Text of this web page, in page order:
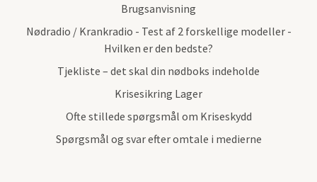
Brugsanvisning
Nødradio / Krankradio - Test af 2 forskellige modeller -
Hvilken er den bedste?
Tjekliste – det skal din nødboks indeholde
Krisesikring Lager
Ofte stillede spørgsmål om Kriseskydd
Spørgsmål og svar efter omtale i medierne